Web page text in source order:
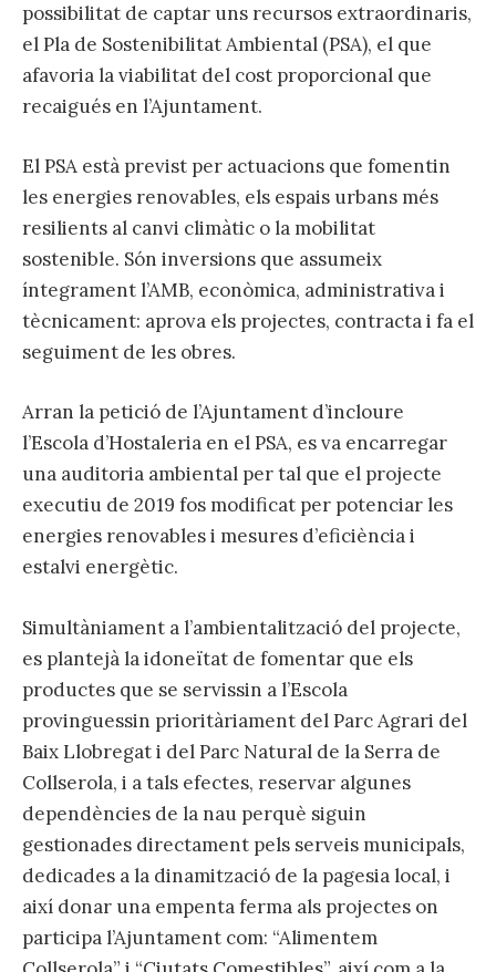
possibilitat de captar uns recursos extraordinaris,
el Pla de Sostenibilitat Ambiental (PSA), el que
afavoria la viabilitat del cost proporcional que
recaigués en l’Ajuntament.
El PSA està previst per actuacions que fomentin
les energies renovables, els espais urbans més
resilients al canvi climàtic o la mobilitat
sostenible. Són inversions que assumeix
íntegrament l’AMB, econòmica, administrativa i
tècnicament: aprova els projectes, contracta i fa el
seguiment de les obres.
Arran la petició de l’Ajuntament d’incloure
l’Escola d’Hostaleria en el PSA, es va encarregar
una auditoria ambiental per tal que el projecte
executiu de 2019 fos modificat per potenciar les
energies renovables i mesures d’eficiència i
estalvi energètic.
Simultàniament a l’ambientalització del projecte,
es plantejà la idoneïtat de fomentar que els
productes que se servissin a l’Escola
provinguessin prioritàriament del Parc Agrari del
Baix Llobregat i del Parc Natural de la Serra de
Collserola, i a tals efectes, reservar algunes
dependències de la nau perquè siguin
gestionades directament pels serveis municipals,
dedicades a la dinamització de la pagesia local, i
així donar una empenta ferma als projectes on
participa l’Ajuntament com: “Alimentem